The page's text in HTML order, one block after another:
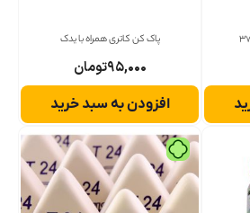
پاک کن کاتری همراه با یدک
۹۵,۰۰۰تومان
افزودن به سبد خرید